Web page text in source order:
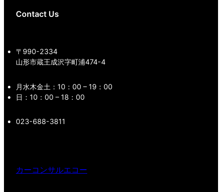
Contact Us
〒990-2334
山形市蔵王成沢字町浦474-4
月水木金土：10：00 – 19：00
日：10：00 – 18：00
023-688-3811
カーコンサルエコー